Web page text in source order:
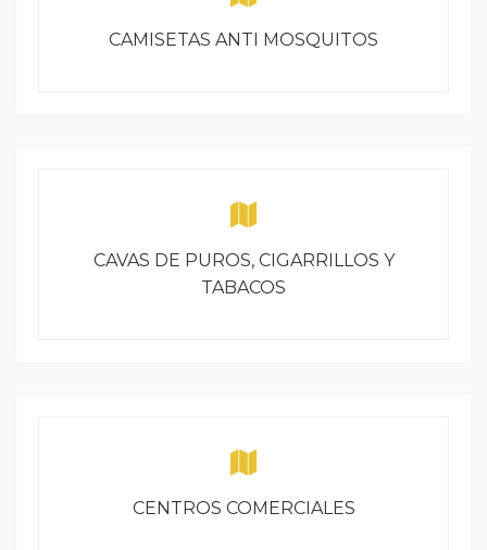
CAMISETAS ANTI MOSQUITOS
CAVAS DE PUROS, CIGARRILLOS Y
TABACOS
CENTROS COMERCIALES